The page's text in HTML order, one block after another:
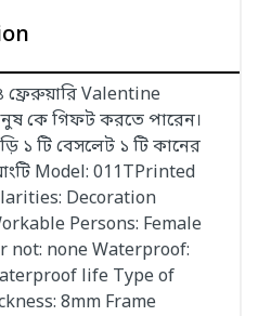
Valentine
কে গিফট করতে পারেন।
১ টি বেসলেট ১ টি কানের
Model: 011TPrinted
Decoration
Persons: Female
not: none Waterproof:
life Type of
8mm Frame